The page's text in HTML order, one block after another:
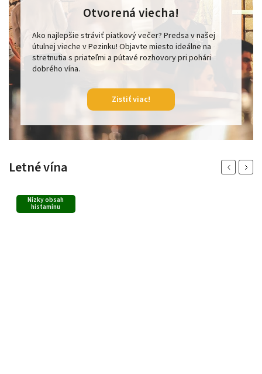
Otvorená viecha!
Ako najlepšie stráviť piatkový večer? Predsa v našej
útulnej vieche v Pezinku! Objavte miesto ideálne na
stretnutia s priateľmi a pútavé rozhovory pri pohári
dobrého vína.
Zistiť viac!
Letné vína Previous
Nízky obsah
histamínu
Next